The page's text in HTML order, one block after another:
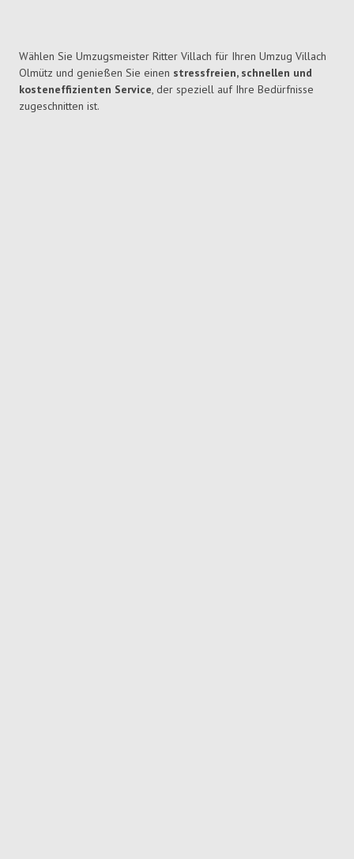
Wählen Sie Umzugsmeister Ritter Villach für Ihren Umzug Villach
Olmütz und genießen Sie einen stressfreien, schnellen und
kosteneffizienten Service, der speziell auf Ihre Bedürfnisse
zugeschnitten ist.